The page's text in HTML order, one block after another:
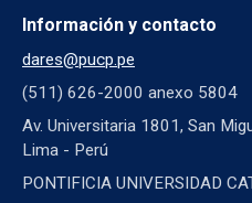
Información y contacto
dares@pucp.pe
(511) 626-2000 anexo 5804
Av. Universitaria 1801, San
Lima - Perú
PONTIFICIA UNIVERSIDAD